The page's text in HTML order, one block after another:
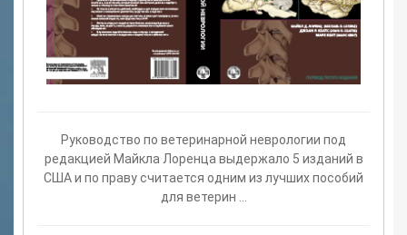
Руководство по ветеринарной неврологии под
редакцией Майкла Лоренца выдержало 5 изданий в
США и по праву считается одним из лучших пособий
для ветерин ...